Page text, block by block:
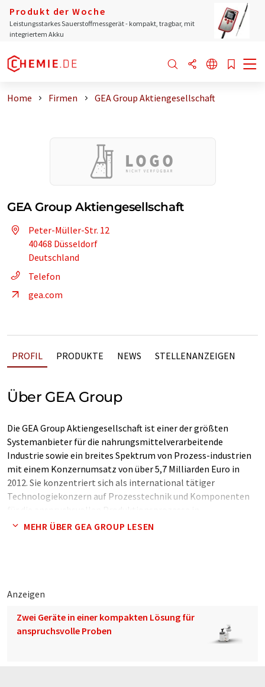
Produkt der Woche
Leistungsstarkes Sauerstoffmessgerät - kompakt, tragbar, mit
integriertem Akku
Home Firmen GEA Group Aktiengesellschaft
GEA Group Aktiengesellschaft
Peter-Müller-Str. 12
40468 Düsseldorf
Deutschland
Telefon
gea.com
PROFIL PRODUKTE NEWS STELLENANZEIGEN
Über GEA Group
Die GEA Group Aktiengesellschaft ist einer der größten
Systemanbieter für die nahrungsmittelverarbeitende
Industrie sowie ein breites Spektrum von Prozess-industrien
mit einem Konzernumsatz von über 5,7 Milliarden Euro in
2012. Sie konzentriert sich als international tätiger
Technologiekonzern auf Prozesstechnik und Komponenten
unterschiedlichen Endmärkten.
MEHR ÜBER GEA GROUP LESEN
Anzeigen
Zwei Geräte in einer kompakten Lösung für
anspruchsvolle Proben